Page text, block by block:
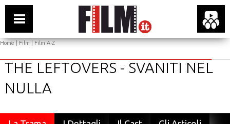
Home|Film|Film A-Z
THE LEFTOVERS - SVANITI NEL
NULLA